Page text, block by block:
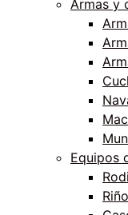
Armas y
Equipos